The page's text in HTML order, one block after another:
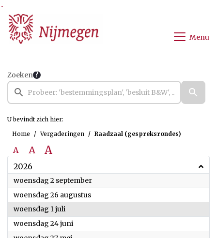
Menu
Zoeken
U bevindt zich hier:
Home
Vergaderingen Raadzaal (gespreksrondes)
A A A
2026
woensdag 2 september2026
woensdag 26 augustus2026
woensdag 1 juli
woensdag 24 juni